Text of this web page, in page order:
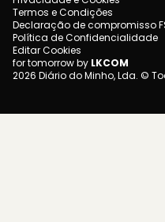
Termos e Condições
Declaração de compromisso
Política de Confidencialidade
Editar Cookies
for tomorrow by LKCOM
2026 Diário do Minho, Lda. ©